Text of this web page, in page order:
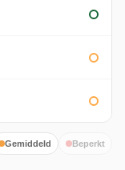
Gemiddeld Beperkt